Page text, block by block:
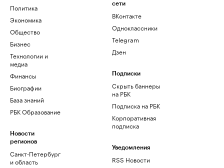
Политика
Экономика
Общество
Бизнес
Технологии и
медиа
Финансы
Биографии
База знаний
РБК Образование
Новости
регионов
Санкт-Петербург
и область
сети
ВКонтакте
Одноклассники
Telegram
Дзен
Подписки
Скрыть баннеры
на РБК
Подписка на РБК
Корпоративная
подписка
Уведомления
RSS Новости